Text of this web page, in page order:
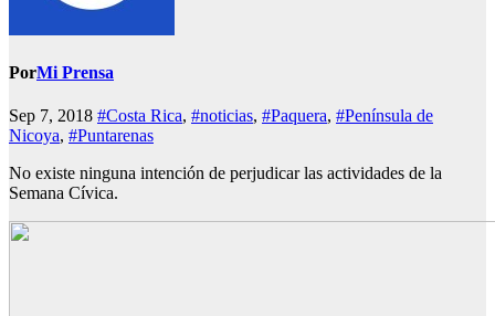
PorMi Prensa
Sep 7, 2018 #Costa Rica, #noticias, #Paquera, #Península de
Nicoya, #Puntarenas
No existe ninguna intención de perjudicar las actividades de la
Semana Cívica.